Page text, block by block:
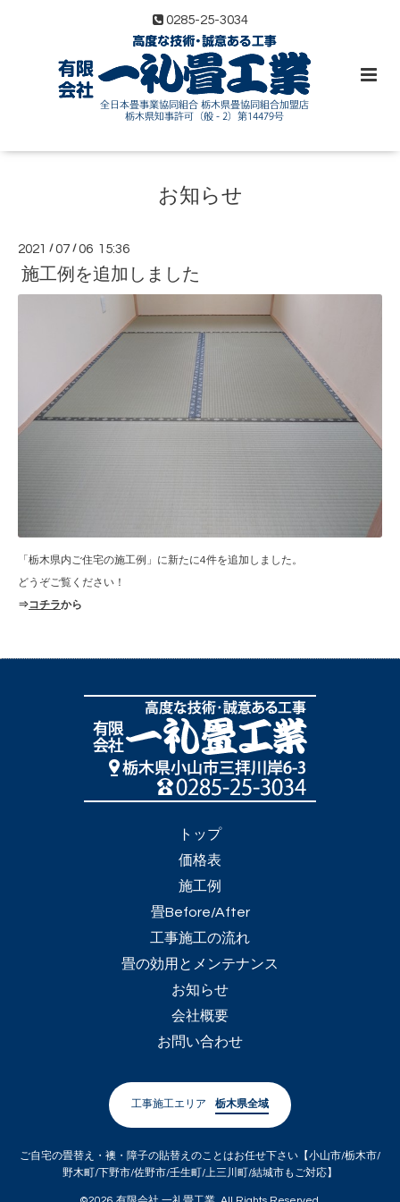
0285-25-3034
お知らせ
2021 /07 /06 15:36
施工例を追加しました
「栃木県内ご住宅の施工例」に新たに4件を追加しました。
どうぞご覧ください！
⇒コチラから
トップ
価格表
施工例
畳Before/After
工事施工の流れ
畳の効用とメンテナンス
お知らせ
会社概要
お問い合わせ
工事施工エリア 栃木県全域
ご自宅の畳替え・襖・障子の貼替えのことはお任せ下さい【小山市/栃木市/
野木町/下野市/佐野市/壬生町/上三川町/結城市もご対応】